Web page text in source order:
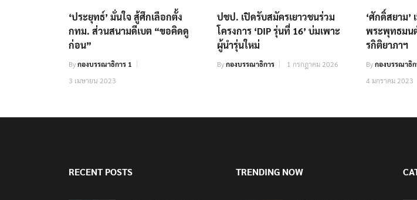
‘ประยุทธ์’ มั่นใจ สู้ศึกเลือกตั้ง
กทม. ส่วนสนามดีเบต “ขอคิดดู
ก่อน”
Byกองบรรณาธิการ 1
3 เมษายน 2023
ปชป. เปิดรับสมัครเยาวชนร่วม
โครงการ ‘DIP รุ่นที่ 16’ บ่มเพาะ
ผู้นำรุ่นใหม่
Byกองบรรณาธิการ 1 กรกฎาคม 2026
‘ศักดิ์สยาม’
พระพุทธมน
รกิติยาภาฯ
Byกองบรรณาธิก
4 มกราคม 2023
RECENT POSTS TRENDING NOW